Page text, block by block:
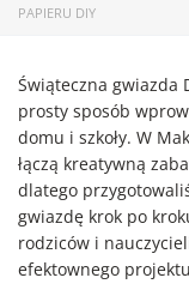
PAPIERU DIY
Świąteczna gwiazda
prosty sposób
domu i szkoły. W
łączą kreatywną
dlatego
gwiazdę krok po
rodziców i
efektownego